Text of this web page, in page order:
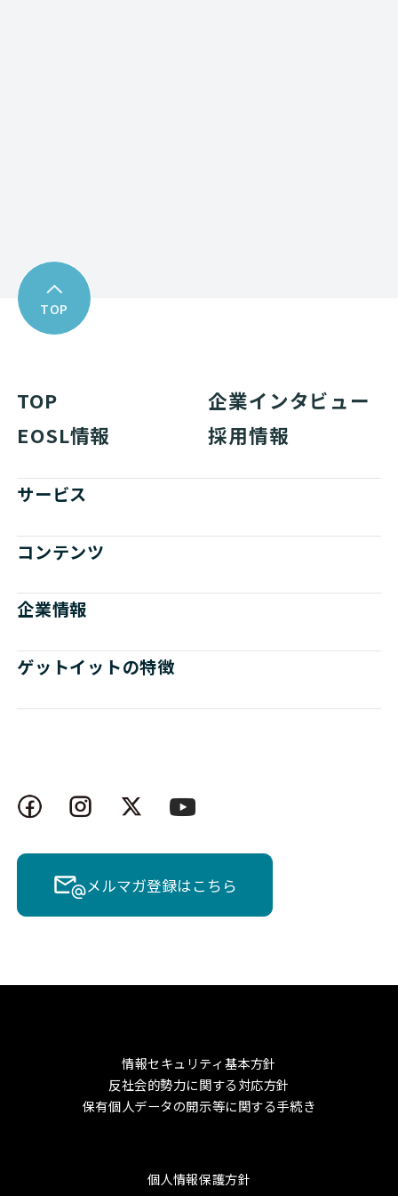
TOP
TOP
企業インタビュー
EOSL情報
採用情報
サービス
コンテンツ
企業情報
ゲットイットの特徴
メルマガ登録はこちら
情報セキュリティ基本方針
反社会的勢力に関する対応方針
保有個人データの開示等に関する手続き
個人情報保護方針